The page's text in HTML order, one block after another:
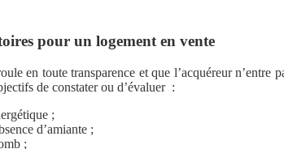
pour un logement en vente
en toute transparence et que l’acquéreur
de constater ou d’évaluer :
;
d’amiante ;
;